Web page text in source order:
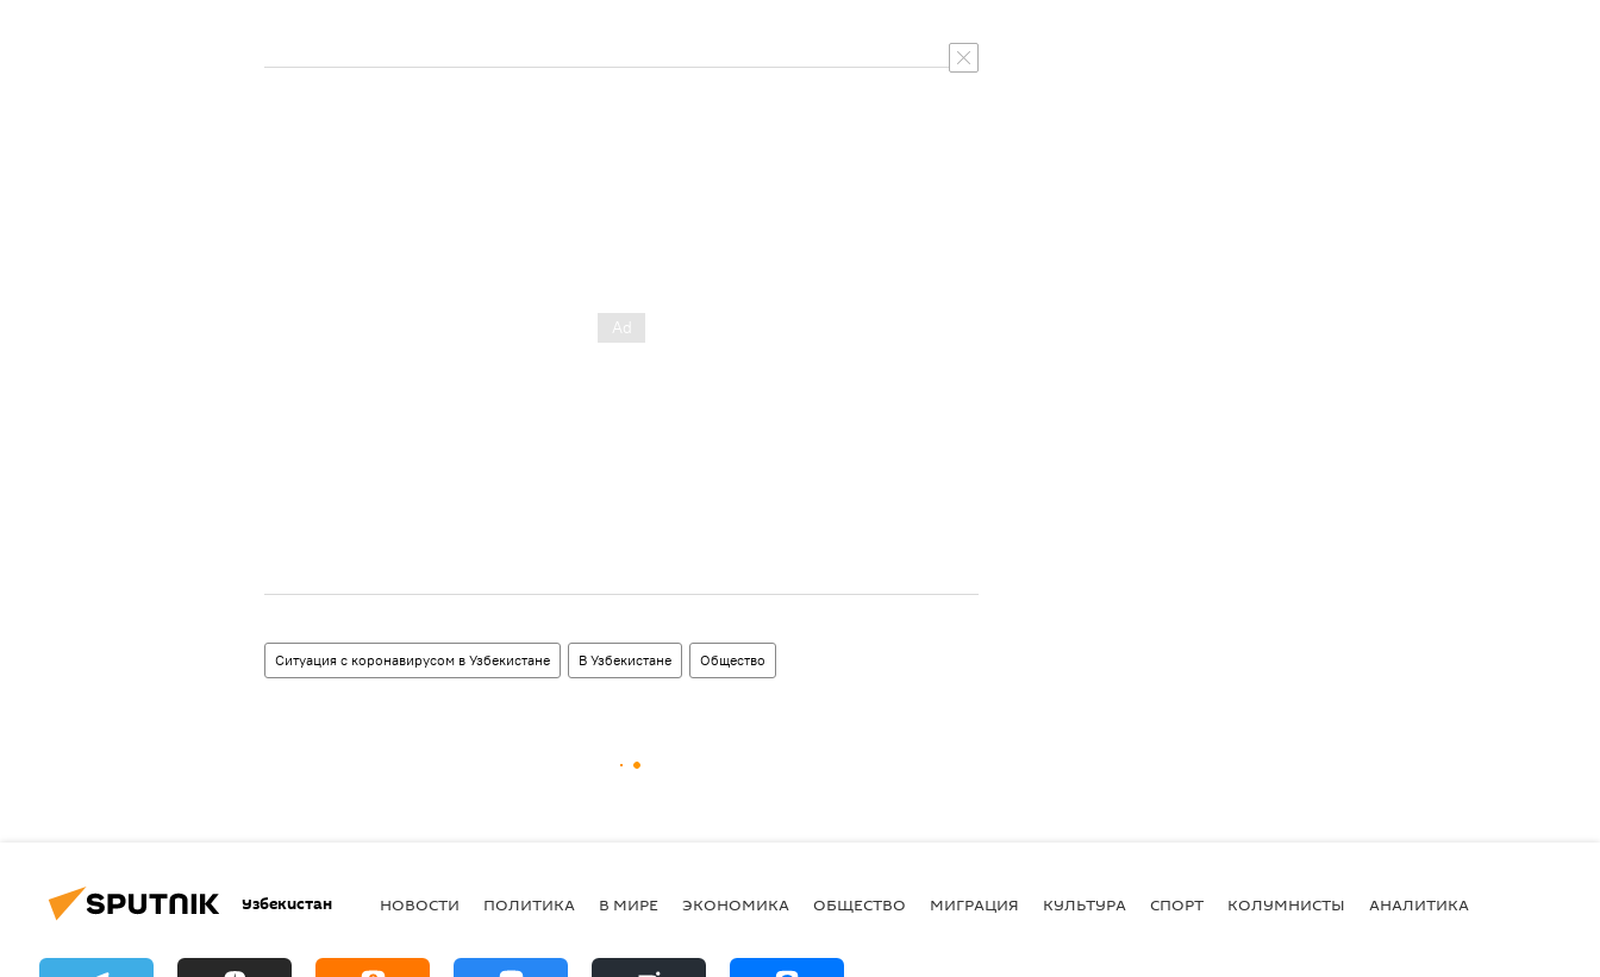
Ситуация с коронавирусом в Узбекистане В Узбекистане Общество
Узбекистан НОВОСТИ ПОЛИТИКА В МИРЕ ЭКОНОМИКА ОБЩЕСТВО МИГРАЦИЯ КУЛЬТУРА СПОРТ КОЛУМНИСТЫ АНАЛИТИКА